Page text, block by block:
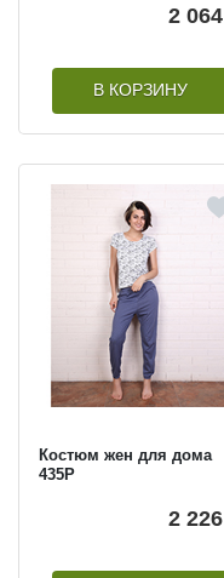
2 064
В КОРЗИНУ
Костюм жен для дома
435Р
2 226